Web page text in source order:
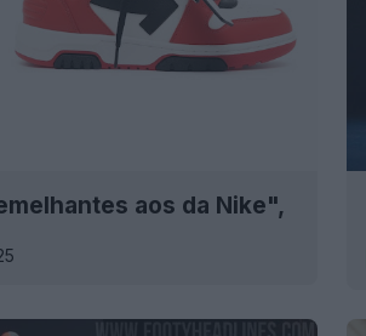
aos da Nike",